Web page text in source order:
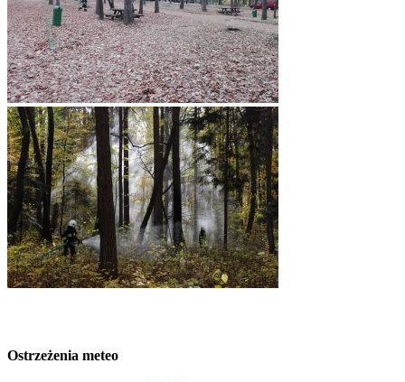
Ostrzeżenia meteo